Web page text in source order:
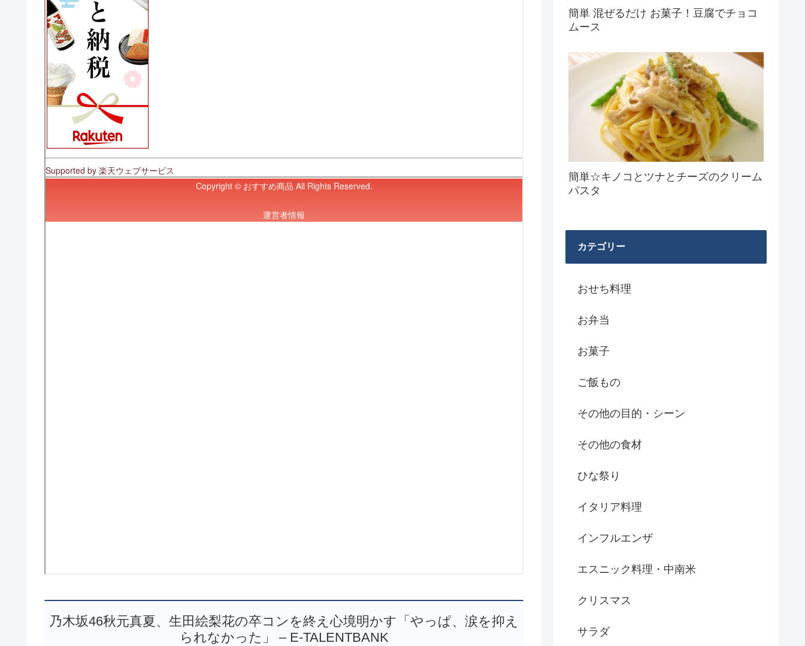
乃木坂46秋元真夏、生田絵梨花の卒コンを終え心境明かす「やっぱ、涙を抑え
られなかった」 – E-TALENTBANK
簡単 混ぜるだけ お菓子！豆腐でチョコ
ムース
簡単☆キノコとツナとチーズのクリーム
パスタ
カテゴリー
おせち料理
お弁当
お菓子
ご飯もの
その他の目的・シーン
その他の食材
ひな祭り
イタリア料理
インフルエンザ
エスニック料理・中南米
クリスマス
サラダ